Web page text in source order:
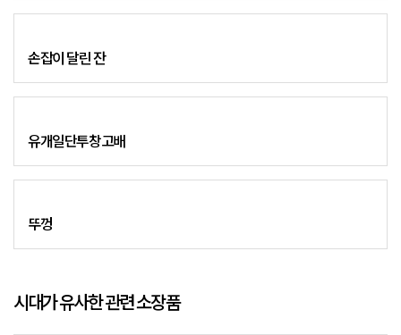
손잡이 달린 잔
유개일단투창고배
뚜껑
시대가 유사한 관련 소장품